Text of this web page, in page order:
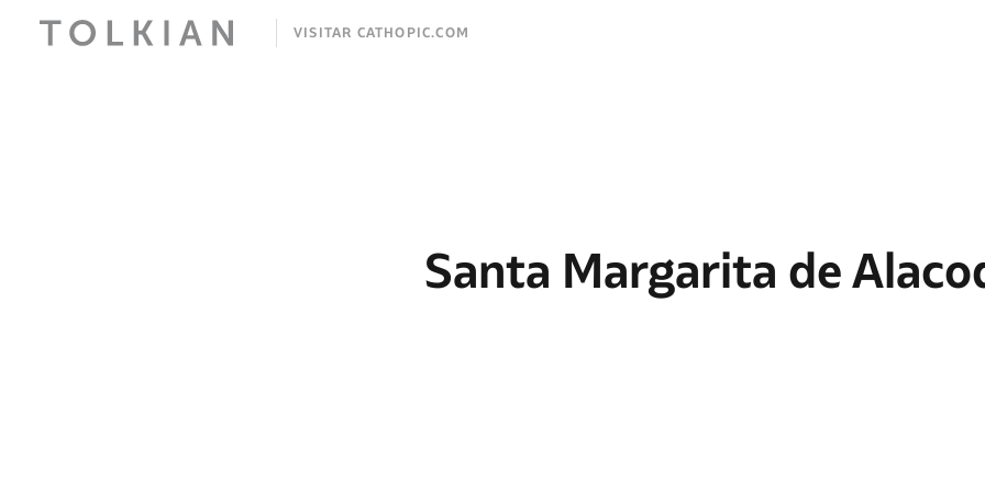
VISITAR CATHOPIC.COM
Santa Margarita de